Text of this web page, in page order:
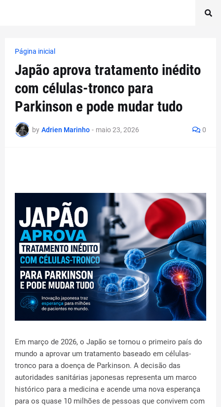
Página inicial
Japão aprova tratamento inédito
com células-tronco para
Parkinson e pode mudar tudo
by Adrien Marinho - maio 23, 2026 0
Em março de 2026, o Japão se tornou o primeiro país do
mundo a aprovar um tratamento baseado em células-
tronco para a doença de Parkinson. A decisão das
autoridades sanitárias japonesas representa um marco
histórico para a medicina e acende uma nova esperança
para os quase 10 milhões de pessoas que convivem com